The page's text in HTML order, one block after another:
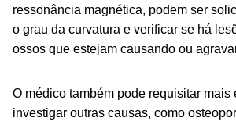
ressonância magnética, podem ser
o grau da curvatura e verificar se há
ossos que estejam causando ou
O médico também pode requisitar mais
investigar outras causas, como